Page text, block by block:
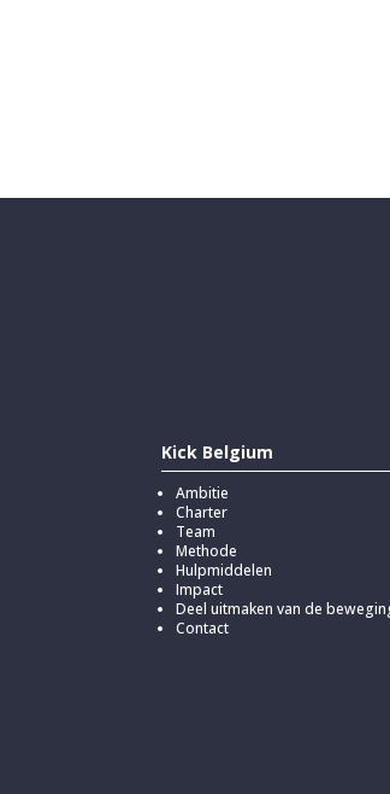
Kick Belgium
Ambitie
Charter
Team
Methode
Hulpmiddelen
Impact
Deel uitmaken van de
Contact